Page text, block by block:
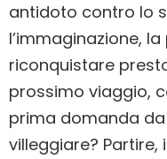
antidoto contro lo
l’immaginazione,
riconquistare
prossimo viaggio,
prima domanda
villeggiare?